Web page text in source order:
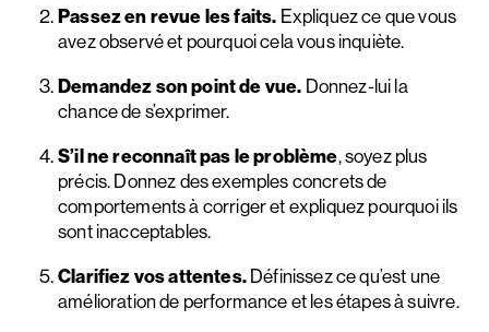
Passez en revue les faits. Expliquez ce que vous
avez observé et pourquoi cela vous inquiète.
Demandez son point de vue. Donnez-lui la
chance de s’exprimer.
S’il ne reconnaît pas le problème, soyez plus
précis. Donnez des exemples concrets de
comportements à corriger et expliquez pourquoi ils
sont inacceptables.
Clarifiez vos attentes.Définissez ce qu’est une
amélioration de performance et les étapes à suivre.